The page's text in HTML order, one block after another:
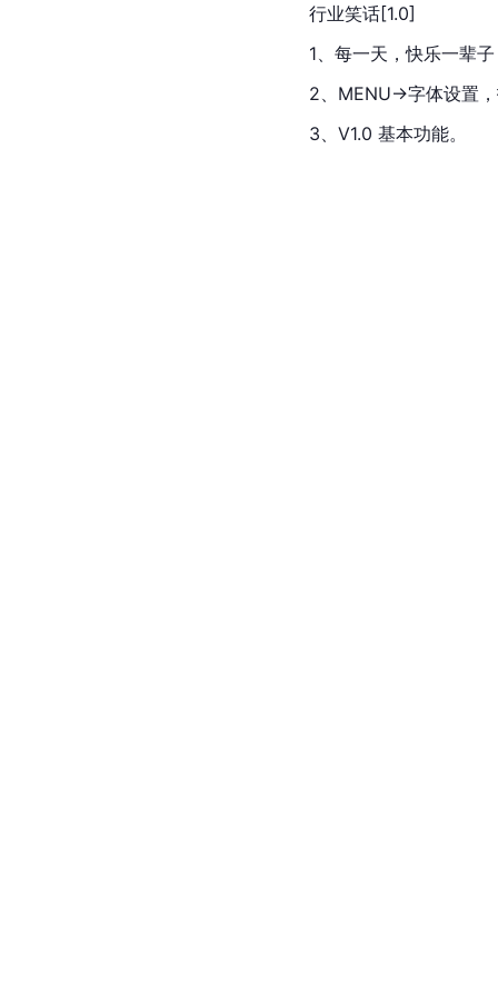
行业笑话[1.0]
1、每一天，快乐一辈
2、MENU->字体设置
3、V1.0 基本功能。